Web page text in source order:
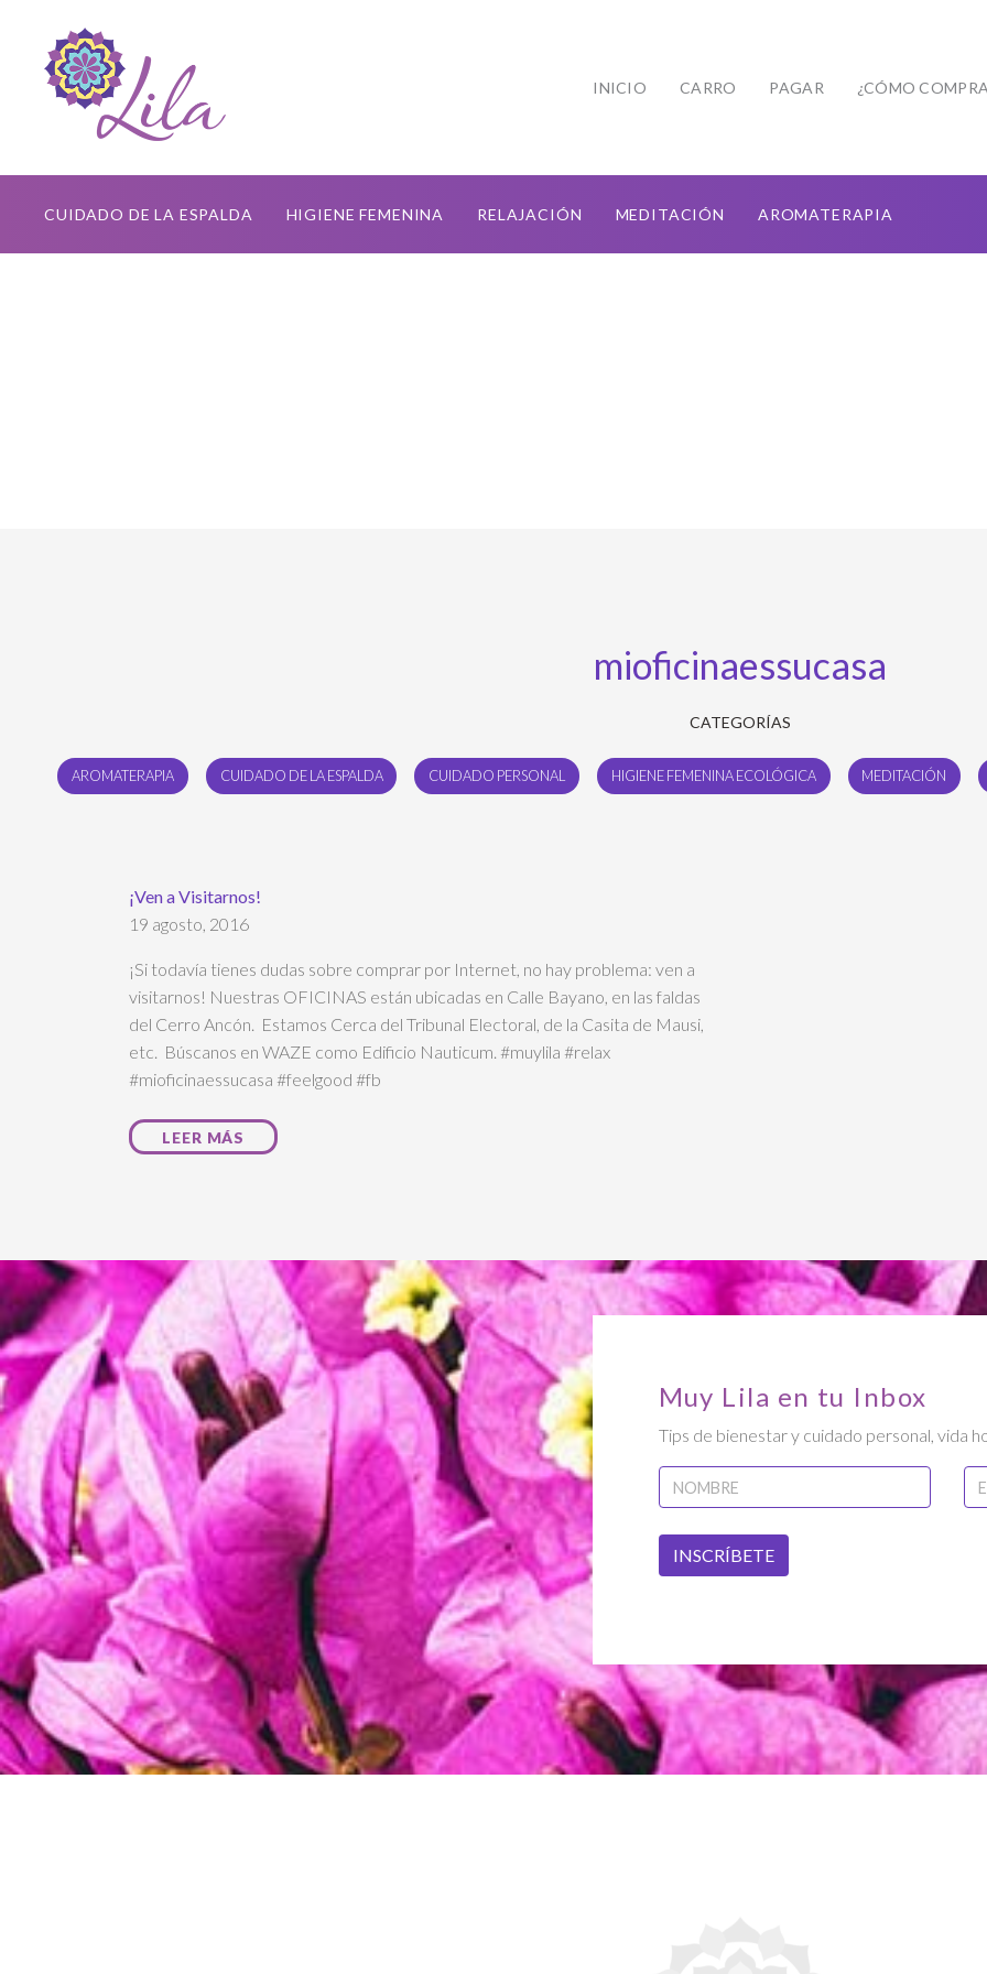
INICIO CARRO PAGAR ¿CÓMO
CUIDADO DE LA ESPALDA HIGIENE FEMENINA RELAJACIÓN MEDITACIÓN AROMATERAPIA
mioficinaessucasa
CATEGORÍAS
AROMATERAPIA CUIDADO DE LA ESPALDA CUIDADO PERSONAL HIGIENE FEMENINA ECOLÓGICA MEDITACIÓN
¡Ven a Visitarnos!
19 agosto, 2016
¡Si todavía tienes dudas sobre comprar por Internet, no hay problema: ven a
visitarnos! Nuestras OFICINAS están ubicadas en Calle Bayano, en las faldas
del Cerro Ancón. Estamos Cerca del Tribunal Electoral, de la Casita de Mausi,
etc. Búscanos en WAZE como Edificio Nauticum. #muylila #relax
#mioficinaessucasa #feelgood #fb
LEER MÁS
Muy Lila en tu Inbox
Tips de bienestar y cuidado personal, vida
INSCRÍBETE